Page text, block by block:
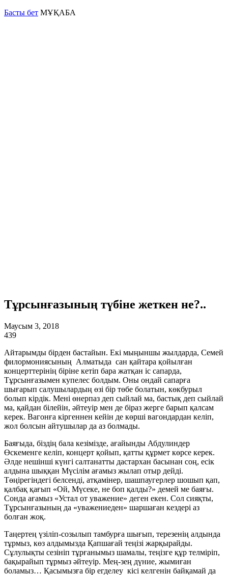
Басты бет МҰҚАБА
Тұрсынғазының түбіне жеткен не?..
Маусым 3, 2018
439
Айтарымды бірден бастайын. Екі мыңыншы жылдарда, Семей
филормониясының Алматыда сан қайтара қойылған
концерттерінің біріне кетіп бара жатқан іс сапарда,
Тұрсынғазымен купелес болдым. Оны ондай сапарға
шығарып салушылардың өзі бір төбе болатын, көкбурыл
болып кірдік. Мені өнерпаз деп сыйлай ма, бастық деп сыйлай
ма, қайдан білейін, әйтеуір мен де біраз жерге барып қалсам
керек. Вагонға кіргеннен кейін де көрші вагондардан келіп,
жол болсын айтушылар да аз болмады.
Баяғыда, біздің бала кезімізде, ағайынды Абдулиндер
Өскеменге келіп, концерт қойып, қатты құрмет көрсе керек.
Әлде нешінші күнгі салтанатты дастархан басынан соң, есік
алдына шыққан Мүсілім ағамыз жылап отыр дейді.
Төңірегіндегі белсенді, атқамінер, шашпаугерлер шошып қап,
қалбақ қағып «Ой, Мүсеке, не боп қалды?» демей ме баяғы.
Сонда ағамыз «Устал от уважение» деген екен. Сол сияқты,
Тұрсынғазының да «уважениеден» шаршаған кездері аз
болған жоқ.
Таңертең үзіліп-созылып тамбурға шығып, терезенің алдында
тұрмыз, көз алдымызда Қапшағай теңізі жарқырайды.
Сұлулықты сезініп тұрғанымыз шамалы, теңізге құр телміріп,
бақырайып тұрмыз әйтеуір. Мең-зең дүние, жымиған
боламыз… Қасымызға бір егделеу кісі келгенін байқамай да